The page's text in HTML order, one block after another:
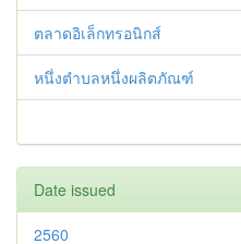
ตลาดอิเล็กทรอนิกส์
หนึ่งตำบลหนึ่งผลิตภัณฑ์
Date issued
2560